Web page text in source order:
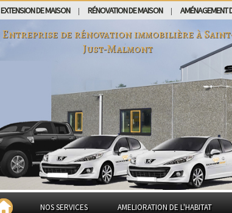
EXTENSION DE MAISON RÉNOVATION DE MAISON AMÉNAGEMENT
Entreprise de rénovation immobilière à
Just-Malmont
NOS SERVICES AMELIORATION DE L'HABITAT